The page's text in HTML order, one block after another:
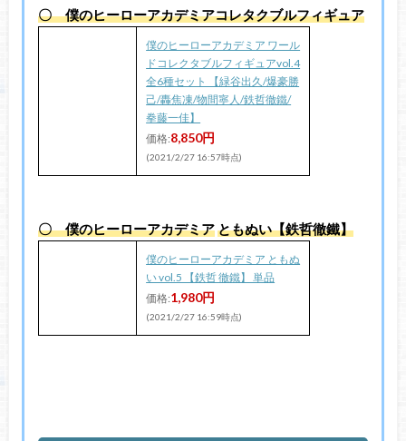
〇 僕のヒーローアカデミアコレタクブルフィギュア
僕のヒーローアカデミア ワール
ドコレクタブルフィギュアvol.4
全6種セット 【緑谷出久/爆豪勝
己/轟焦凍/物間寧人/鉄哲徹鐵/
拳藤一佳】
価格:8,850円
(2021/2/27 16:57時点)
〇 僕のヒーローアカデミアともぬい【鉄哲徹鐵】
僕のヒーローアカデミア ともぬ
い vol.5 【鉄哲 徹鐵】 単品
価格:1,980円
(2021/2/27 16:59時点)